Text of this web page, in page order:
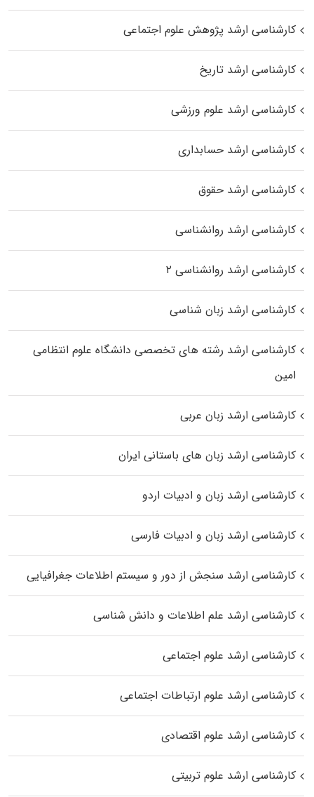
کارشناسی ارشد پژوهش علوم اجتماعی
کارشناسی ارشد تاریخ
کارشناسی ارشد علوم ورزشی
کارشناسی ارشد حسابداری
کارشناسی ارشد حقوق
کارشناسی ارشد روانشناسی
کارشناسی ارشد روانشناسی ۲
کارشناسی ارشد زبان شناسی
کارشناسی ارشد رﺷﺘﻪ ﻫﺎی تخصصی داﻧﺸﮕﺎه ﻋﻠﻮم انتظامی
اﻣﻴﻦ
کارشناسی ارشد زبان عربی
کارشناسی ارشد زبان‌ های باستانی ایران
کارشناسی ارشد زبان و ادبیات اردو
کارشناسی ارشد زبان و ادبیات فارسی
کارشناسی ارشد سنجش از دور و سیستم اطلاعات جغرافیایی
کارشناسی ارشد علم اطلاعات و دانش شناسی
کارشناسی ارشد علوم اجتماعی
کارشناسی ارشد علوم ارتباطات اجتماعی
کارشناسی ارشد علوم اقتصادی
کارشناسی ارشد علوم تربیتی